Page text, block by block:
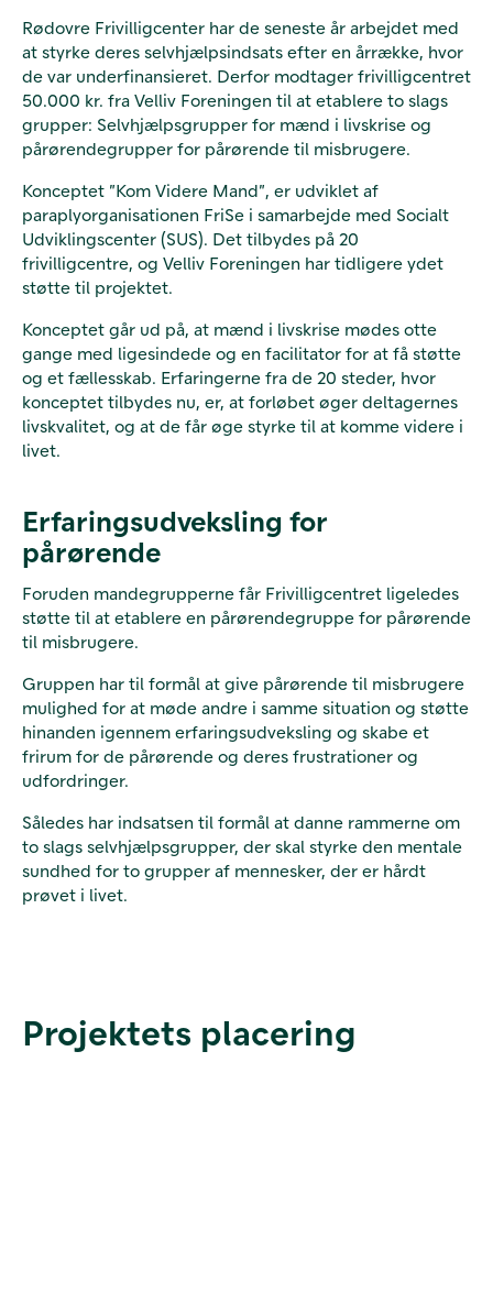
Rødovre Frivilligcenter har de seneste år arbejdet med
at styrke deres selvhjælpsindsats efter en årrække, hvor
de var underfinansieret. Derfor modtager frivilligcentret
50.000 kr. fra Velliv Foreningen til at etablere to slags
grupper: Selvhjælpsgrupper for mænd i livskrise og
pårørendegrupper for pårørende til misbrugere.
Konceptet ”Kom Videre Mand”, er udviklet af
paraplyorganisationen FriSe i samarbejde med Socialt
Udviklingscenter (SUS). Det tilbydes på 20
frivilligcentre, og Velliv Foreningen har tidligere ydet
støtte til projektet.
Konceptet går ud på, at mænd i livskrise mødes otte
gange med ligesindede og en facilitator for at få støtte
og et fællesskab. Erfaringerne fra de 20 steder, hvor
konceptet tilbydes nu, er, at forløbet øger deltagernes
livskvalitet, og at de får øge styrke til at komme videre i
livet.
Erfaringsudveksling for
pårørende
Foruden mandegrupperne får Frivilligcentret ligeledes
støtte til at etablere en pårørendegruppe for pårørende
til misbrugere.
Gruppen har til formål at give pårørende til misbrugere
mulighed for at møde andre i samme situation og støtte
hinanden igennem erfaringsudveksling og skabe et
frirum for de pårørende og deres frustrationer og
udfordringer.
Således har indsatsen til formål at danne rammerne om
to slags selvhjælpsgrupper, der skal styrke den mentale
sundhed for to grupper af mennesker, der er hårdt
prøvet i livet.
Projektets placering